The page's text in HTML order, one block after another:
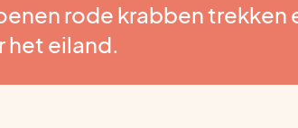
rode krabben trekken
het eiland.